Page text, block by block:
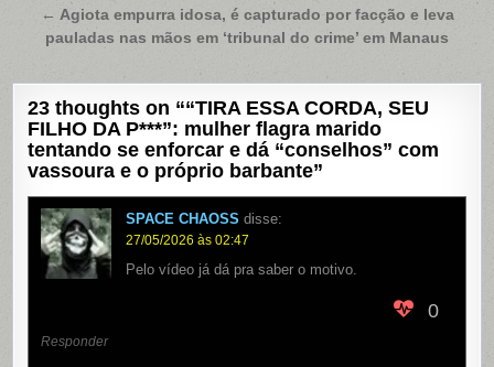
Post
← Agiota empurra idosa, é capturado por facção e leva
pauladas nas mãos em ‘tribunal do crime’ em Manaus
23 thoughts on ““TIRA ESSA CORDA, SEU
FILHO DA P***”: mulher flagra marido
tentando se enforcar e dá “conselhos” com
vassoura e o próprio barbante”
SPACE CHAOSS disse:
27/05/2026 às 02:47
Pelo vídeo já dá pra saber o motivo.
0
Responder